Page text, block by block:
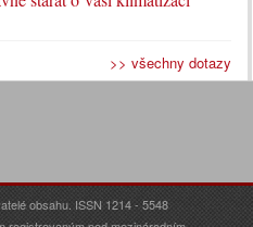
>> všechny dotazy
obsahu. ISSN 1214 - 5548